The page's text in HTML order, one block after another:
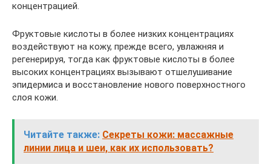
концентрацией.
Фруктовые кислоты в более низких концентрациях
воздействуют на кожу, прежде всего, увлажняя и
регенерируя, тогда как фруктовые кислоты в более
высоких концентрациях вызывают отшелушивание
эпидермиса и восстановление нового поверхностного
слоя кожи.
Читайте также: Секреты кожи: массажные
линии лица и шеи, как их использовать?